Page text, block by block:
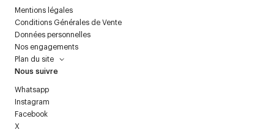
Mentions légales
Conditions Générales de Vente
Données personnelles
Nos engagements
Plan du site
Nous suivre
Whatsapp
Instagram
Facebook
X